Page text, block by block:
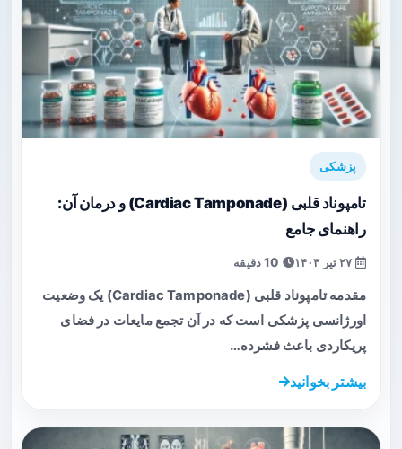
پزشکی
تامپوناد قلبی (Cardiac Tamponade) و درمان آن:
راهنمای جامع
مقدمه تامپوناد قلبی (Cardiac Tamponade) یک وضعیت
اورژانسی پزشکی است که در آن تجمع مایعات در فضای
پریکاردی باعث فشرده…
بیشتر بخوانید